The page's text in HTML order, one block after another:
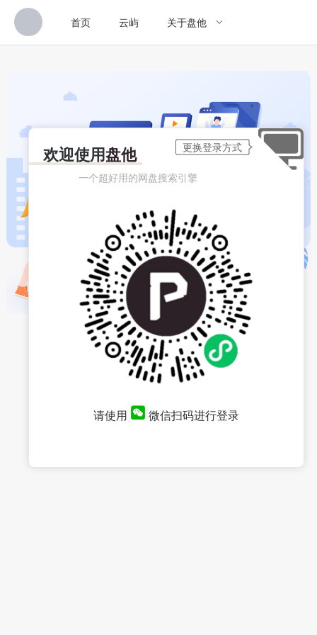
首页 云屿 关于盘他
欢迎使用盘他
一个超好用的网盘搜索引擎
请使用 微信扫码进行登录